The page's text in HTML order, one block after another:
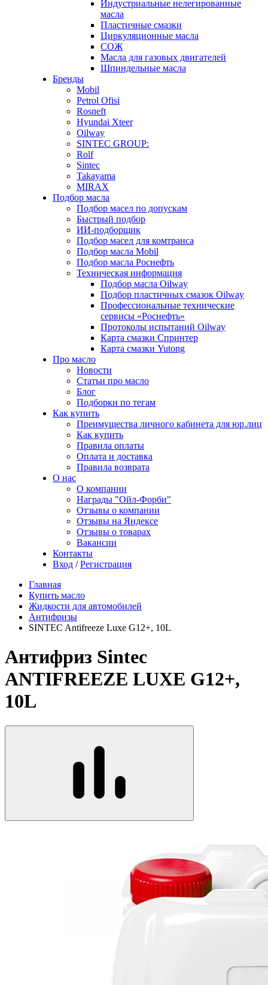
Индустриальные нелегированные
масла
Пластичные смазки
Циркуляционные масла
СОЖ
Масла для газовых двигателей
Шпиндельные масла
Бренды
Mobil
Petrol Ofisi
Rosneft
Hyundai Xteer
Oilway
SINTEC GROUP:
Rolf
Sintec
Takayama
MIRAX
Подбор масла
Подбор масел по допускам
Быстрый подбор
ИИ-подборщик
Подбор масел для комтранса
Подбор масла Mobil
Подбор масла Роснефть
Техническая информация
Подбор масла Oilway
Подбор пластичных смазок Oilway
Профессиональные технические
сервисы «Роснефть»
Протоколы испытаний Oilway
Карта смазки Спринтер
Карта смазки Yutong
Про масло
Новости
Статьи про масло
Блог
Подборки по тегам
Как купить
Преимущества личного кабинета для юр.лиц
Как купить
Правила оплаты
Оплата и доставка
Правила возврата
О нас
О компании
Награды "Ойл-Форби"
Отзывы о компании
Отзывы на Яндексе
Отзывы о товарах
Вакансии
Контакты
Вход / Регистрация
Главная
Купить масло
Жидкости для автомобилей
Антифризы
SINTEC Antifreeze Luxe G12+, 10L
Антифриз Sintec
ANTIFREEZE LUXE G12+,
10L